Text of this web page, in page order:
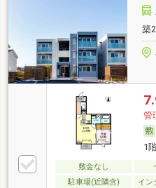
築
管
1
敷金なし
駐車場(近隣含)
イン